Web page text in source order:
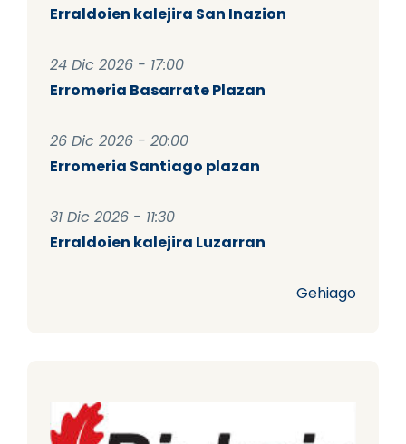
Erraldoien kalejira San Inazion
24 Dic 2026 - 17:00
Erromeria Basarrate Plazan
26 Dic 2026 - 20:00
Erromeria Santiago plazan
31 Dic 2026 - 11:30
Erraldoien kalejira Luzarran
Gehiago